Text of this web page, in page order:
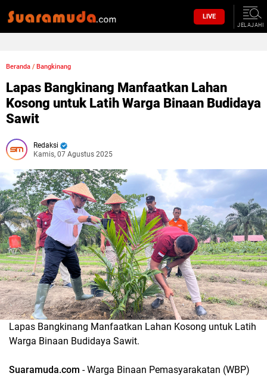
LIVE
JELAJAHI
Beranda / Bangkinang
Lapas Bangkinang Manfaatkan Lahan
Kosong untuk Latih Warga Binaan Budidaya
Sawit
Redaksi
Kamis, 07 Agustus 2025
Lapas Bangkinang Manfaatkan Lahan Kosong untuk Latih
Warga Binaan Budidaya Sawit.
Suaramuda.com - Warga Binaan Pemasyarakatan (WBP)